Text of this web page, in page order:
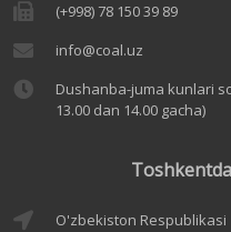
(+998) 78 150 39 89
info@coal.uz
Dushanba-juma kunlari
13.00 dan 14.00 gacha)
O'zbekiston Respublikasi